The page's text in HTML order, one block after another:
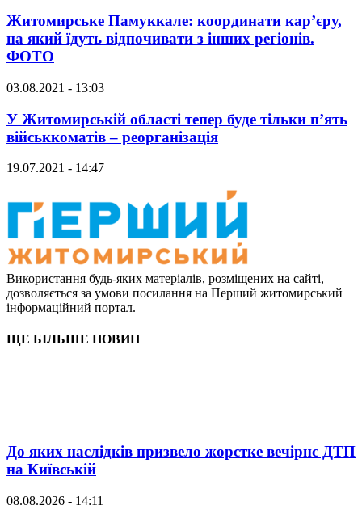
Житомирське Памуккале: координати кар’єру,
на який їдуть відпочивати з інших регіонів.
ФОТО
03.08.2021 - 13:03
У Житомирській області тепер буде тільки п’ять
військкоматів – реорганізація
19.07.2021 - 14:47
Використання будь-яких матеріалів, розміщених на сайті,
дозволяється за умови посилання на Перший житомирський
інформаційний портал.
ЩЕ БІЛЬШЕ НОВИН
До яких наслідків призвело жорстке вечірнє ДТП
на Київській
08.08.2026 - 14:11